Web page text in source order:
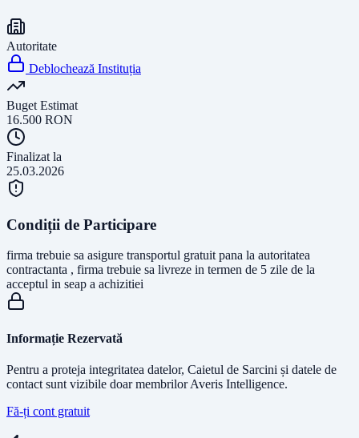
Autoritate
Deblochează Instituția
Buget Estimat
16.500 RON
Finalizat la
25.03.2026
Condiții de Participare
firma trebuie sa asigure transportul gratuit pana la autoritatea
contractanta , firma trebuie sa livreze in termen de 5 zile de la
acceptul in seap a achizitiei
Informație Rezervată
Pentru a proteja integritatea datelor, Caietul de Sarcini și datele de
contact sunt vizibile doar membrilor Averis Intelligence.
Fă-ți cont gratuit